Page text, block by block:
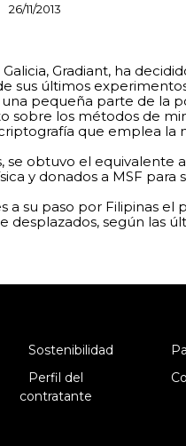
26/11/2013
Gradiant, ha
sus últimos
pequeña parte de la
sobre los métodos de
que emplea la
obtuvo el equivalente
y donados a MSF para
su paso por Filipinas el
según las
Sostenibilidad
Perfil del
contratante